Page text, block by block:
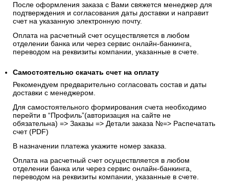
После оформления заказа с Вами свяжется менеджер для
подтверждения и согласования даты доставки и направит
счет на указанную электронную почту.
Оплата на расчетный счет осуществляется в любом
отделении банка или через сервис онлайн-банкинга,
переводом на реквизиты компании, указанные в счете.
Самостоятельно скачать счет на оплату
Рекомендуем предварительно согласовать состав и даты
доставки с менеджером.
Для самостоятельного формирования счета необходимо
перейти в “Профиль”(авторизация на сайте не
обязательна) => Заказы => Детали заказа №=> Распечатать
счет (PDF)
В назначении платежа укажите номер заказа.
Оплата на расчетный счет осуществляется в любом
отделении банка или через сервис онлайн-банкинга,
переводом на реквизиты компании, указанные в счете.